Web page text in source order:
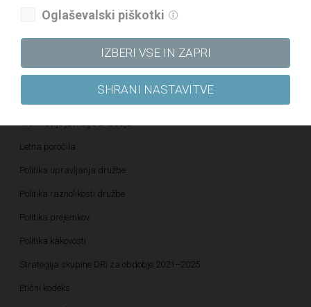
Za medije
Novice
Informacije javnega značaja
Letna poročila
Politika upravljanja družbe
Politika raznolikosti družbe
Politika prejemkov
Politika kakovosti
Strategija skupine DRI za obdobje 2021–2025
Etični kodeks
Oglaševalski piškotki
IZBERI VSE IN ZAPRI
SHRANI NASTAVITVE